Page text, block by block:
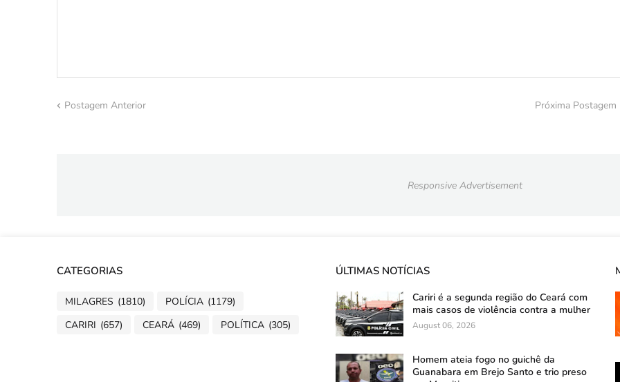
Postagem Anterior Próxima Postagem
Responsive Advertisement
CATEGORIAS
MILAGRES (1810) POLÍCIA (1179)
CARIRI (657) CEARÁ (469) POLÍTICA (305)
ÚLTIMAS NOTÍCIAS
Cariri é a segunda região do Ceará com
mais casos de violência contra a mulher
August 06, 2026
Homem ateia fogo no guichê da
Guanabara em Brejo Santo e trio preso